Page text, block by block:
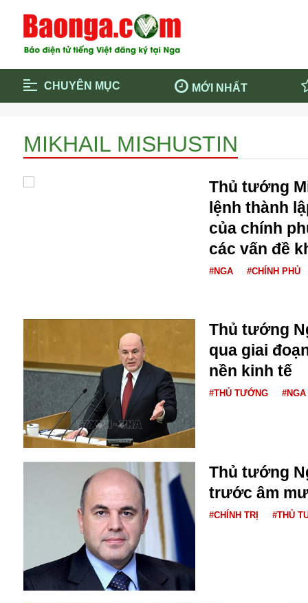
CHUYÊN MỤC MỚI NHẤT
Điểm tin chính
Khám
Chính trị
Australia
Amazon
Army Games
MIKHAIL MISHUSTIN
Thủ tướng
lệnh thành
của chính
các vấn đề
#NGA #CHÍNH PHỦ
Thủ tướng
qua giai
nền kinh tế
#THỦ TƯỚNG #NGA
Thủ tướng
trước âm
#CHÍNH TRỊ #THỦ